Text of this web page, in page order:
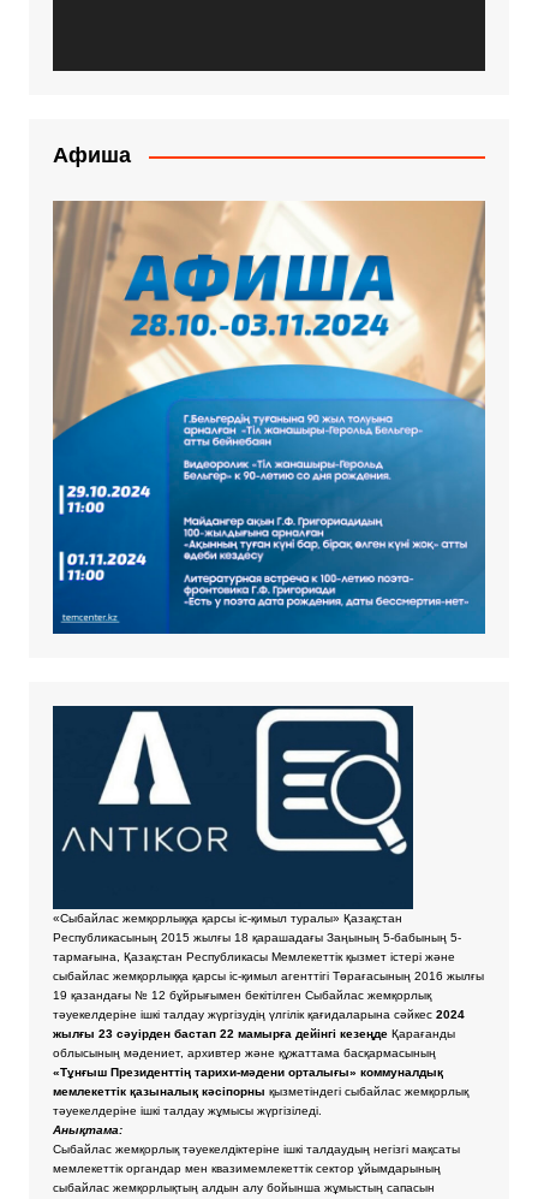
Афиша
«Сыбайлас жемқорлыққа қарсы іс-қимыл туралы» Қазақстан
Республикасының 2015 жылғы 18 қарашадағы Заңының 5-бабының 5-
тармағына, Қазақстан Республикасы Мемлекеттік қызмет істері және
сыбайлас жемқорлыққа қарсы іс-қимыл агенттігі Төрағасының 2016 жылғы
19 қазандағы № 12 бұйрығымен бекітілген Сыбайлас жемқорлық
тәуекелдеріне ішкі талдау жүргізудің үлгілік қағидаларына сәйкес2024
жылғы 23 сәуірден бастап 22 мамырға дейінгі кезеңде Қарағанды
облысының мәдениет, архивтер және құжаттама басқармасының
«Тұнғыш Президенттің тарихи-мәдени орталығы» коммуналдық
мемлекеттік қазыналық кәсіпорны қызметіндегі сыбайлас жемқорлық
тәуекелдеріне ішкі талдау жұмысы жүргізіледі.
Анықтама:
Сыбайлас жемқорлық тәуекелдіктеріне ішкі талдаудың негізгі мақсаты
мемлекеттік органдар мен квазимемлекеттік сектор ұйымдарының
сыбайлас жемқорлықтың алдын алу бойынша жұмыстың сапасын